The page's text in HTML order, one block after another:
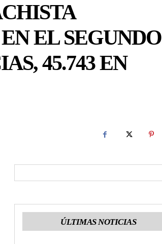
EL SEGUNDO
45.743 EN
ÚLTIMAS NOTICIAS